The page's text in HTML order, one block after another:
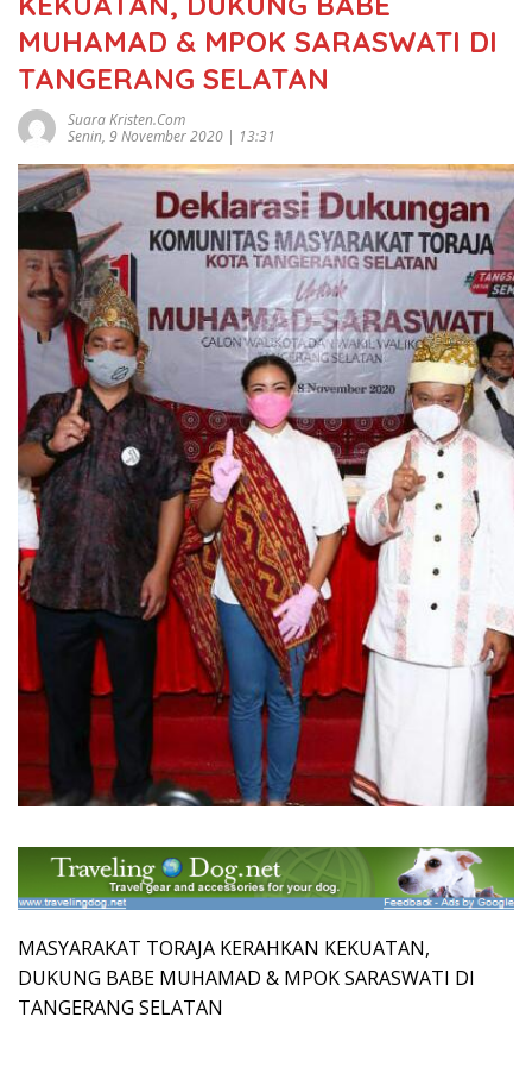
MUHAMAD & MPOK SARASWATI DI
TANGERANG SELATAN
Suara Kristen.com
Senin, 9 November 2020 | 13:31
MASYARAKAT TORAJA KERAHKAN KEKUATAN,
DUKUNG BABE MUHAMAD & MPOK SARASWATI DI
TANGERANG SELATAN